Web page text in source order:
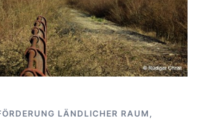
LÄNDLICHER RAUM ,